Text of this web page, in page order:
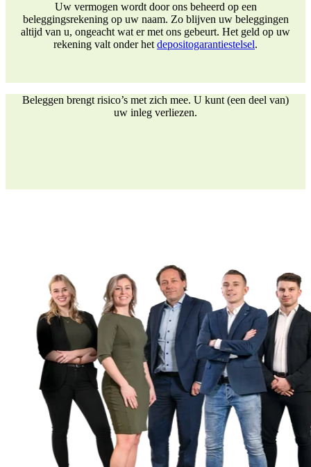
Uw vermogen wordt door ons beheerd op een
beleggingsrekening op uw naam. Zo blijven uw beleggingen
altijd van u, ongeacht wat er met ons gebeurt. Het geld op uw
rekening valt onder het depositogarantiestelsel.
Beleggen brengt risico’s met zich mee. U kunt (een deel van)
uw inleg verliezen.